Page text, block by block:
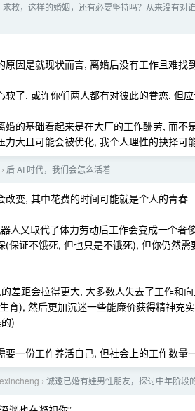
求救，这样的婚姻，还有必要坚持吗？从来没有对
原因是就现状而言, 离婚后没有工作且难找
软了. 或许你们两人都有对彼此的眷恋, 但
婚的基础看起来是在大厂的工作酬劳, 而不
力大且可能会被优化, 我个人理性的抉择可
› 后 AI 时代，我们会怎么活着
改变, 其中花费的时间可能就是个人的青春
人又取代了体力劳动后工作会变成一个奢
(保证不饿死, 但也只是不饿死), 但你仍然需
差距会拉得更大, 大多数人失去了工作和
育), 然后更加沉迷一些能廉价获得精神充
)
要一份工作养活自己, 但社会上的工作数量
› 诚邀已婚有娃男性朋友，探讨中年阶段